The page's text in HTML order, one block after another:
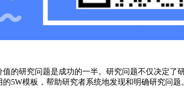
的研究问题是成功的一半。研究问题不仅决定
5W模板，帮助研究者系统地发现和明确研究问题